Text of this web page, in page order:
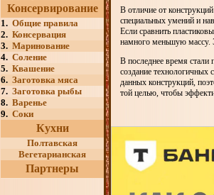
Консервирование
1. Общие правила
2. Консервация
3. Маринование
4. Соление
5. Квашение
6. Заготовка мяса
7. Заготовка рыбы
8. Варенье
9. Соки
Кухни
Полтавская
Вегетарианская
Партнеры
В отличие от
специальных умений и
Если сравнить
намного меньшую массу.
В последнее время стали
создание технологичных
данных конструкций,
той целью, чтобы